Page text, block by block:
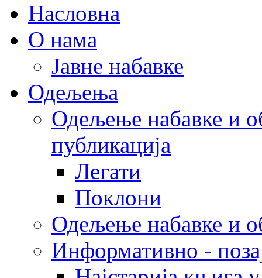
Насловна
О нама
Јавне набавке
Одељења
Одељење набавке и
публикација
Легати
Поклони
Одељење набавке и
Информативно -